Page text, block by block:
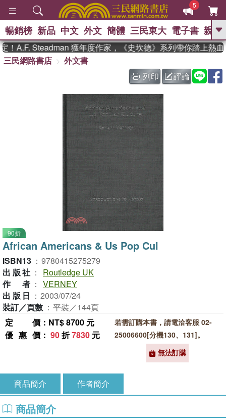
5
GO
The Odyssey 、 父親節 、 如果歷
史是一群喵 、 暑期推薦 、 國際布克
獎 臺灣漫遊錄 、 方念華
登輝時代 、 數學女孩：黎曼猜想
偉大的迷走神經
暢銷榜 新品 中文 外文 簡體 三民東大 電子書 親子
A.F. Steadman 獲年度作家，《史坎德》系列帶你踏上熱血
三民網路書店
外文書
列印
評論
90折
African Americans & Us Pop Cul
ISBN13 ： 9780415275279
出版社 ：
Routledge UK
作者 ： VERNEY
出版日 ： 2003/07/24
裝訂／頁數 ： 平裝／144頁
定價 ：NT$ 8700 元
優惠價 ： 90折7830 元
若需訂購本書，請電洽客服 02-
25006600[分機130、131]。
無法訂購
商品簡介 作者簡介
商品簡介